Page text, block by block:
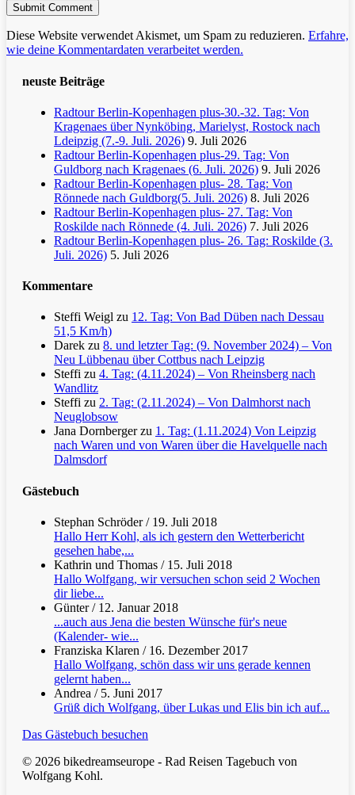
Diese Website verwendet Akismet, um Spam zu reduzieren. Erfahre,
wie deine Kommentardaten verarbeitet werden.
neuste Beiträge
Radtour Berlin-Kopenhagen plus-30.-32. Tag: Von
Kragenaes über Nynköbing, Marielyst, Rostock nach
Ldeipzig (7.-9. Juli. 2026) 9. Juli 2026
Radtour Berlin-Kopenhagen plus-29. Tag: Von
Guldborg nach Kragenaes (6. Juli. 2026) 9. Juli 2026
Radtour Berlin-Kopenhagen plus- 28. Tag: Von
Rönnede nach Guldborg(5. Juli. 2026) 8. Juli 2026
Radtour Berlin-Kopenhagen plus- 27. Tag: Von
Roskilde nach Rönnede (4. Juli. 2026) 7. Juli 2026
Radtour Berlin-Kopenhagen plus- 26. Tag: Roskilde (3.
Juli. 2026) 5. Juli 2026
Kommentare
Steffi Weigl zu 12. Tag: Von Bad Düben nach Dessau
51,5 Km/h)
Darek zu 8. und letzter Tag: (9. November 2024) – Von
Neu Lübbenau über Cottbus nach Leipzig
Steffi zu 4. Tag: (4.11.2024) – Von Rheinsberg nach
Wandlitz
Steffi zu 2. Tag: (2.11.2024) – Von Dalmhorst nach
Neuglobsow
Jana Dornbergerzu 1. Tag: (1.11.2024) Von Leipzig
nach Waren und von Waren über die Havelquelle nach
Dalmsdorf
Gästebuch
Stephan Schröder/ 19. Juli 2018
Hallo Herr Kohl, als ich gestern den Wetterbericht
gesehen habe,...
Kathrin und Thomas / 15. Juli 2018
Hallo Wolfgang, wir versuchen schon seid 2 Wochen
dir liebe...
Günter/ 12. Januar 2018
...auch aus Jena die besten Wünsche für's neue
(Kalender- wie...
Franziska Klaren / 16. Dezember 2017
Hallo Wolfgang, schön dass wir uns gerade kennen
gelernt haben...
Andrea / 5. Juni 2017
Grüß dich Wolfgang, über Lukas und Elis bin ich auf...
Das Gästebuch besuchen
© 2026 bikedreamseurope - Rad Reisen Tagebuch von
Wolfgang Kohl.